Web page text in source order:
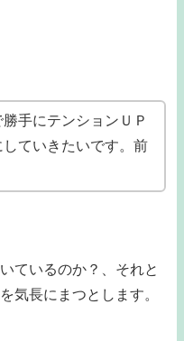
手にテンションＵＰ
ていきたいです。前
ているのか？、それと
気長にまつとします。